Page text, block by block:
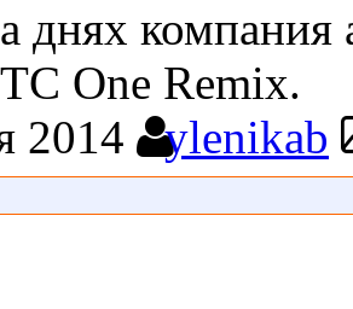
днях компания
One Remix.
2014
ylenikab